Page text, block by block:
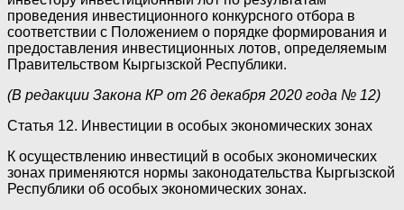
проведения инвестиционного конкурсного отбора в
соответствии с Положением о порядке формирования и
предоставления инвестиционных лотов, определяемым
Правительством Кыргызской Республики.
(В редакции Закона КР от 26 декабря 2020 года № 12)
Статья 12. Инвестиции в особых экономических зонах
К осуществлению инвестиций в особых экономических
зонах применяются нормы законодательства Кыргызской
Республики об особых экономических зонах.